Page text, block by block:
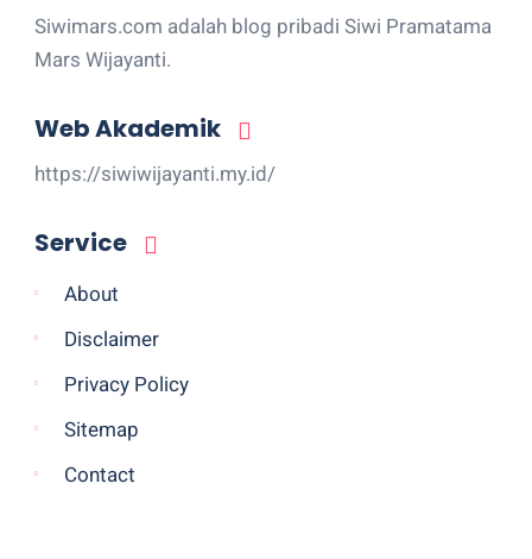
Siwimars.com adalah blog pribadi Siwi Pramatama
Mars Wijayanti.
Web Akademik
https://siwiwijayanti.my.id/
Service
About
Disclaimer
Privacy Policy
Sitemap
Contact